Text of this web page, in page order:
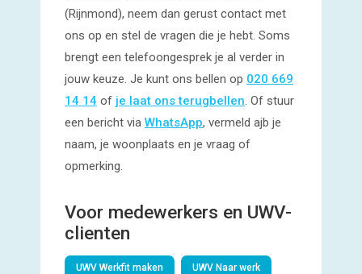
(Rijnmond), neem dan gerust contact met
ons op en stel de vragen die je hebt. Soms
brengt een telefoongesprek je al verder in
jouw keuze. Je kunt ons bellen op 020 669
14 14 of je laat ons terugbellen. Of stuur
een bericht via WhatsApp, vermeld ajb je
naam, je woonplaats en je vraag of
opmerking.
Voor medewerkers en UWV-
clienten
UWV Werkfit maken UWV Naar werk